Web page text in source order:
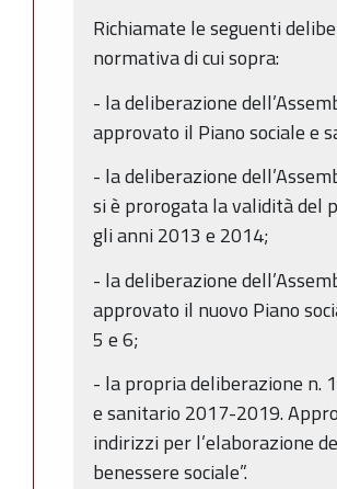
Richiamate le seguenti
normativa di cui sopra:
- la deliberazione
approvato il Piano sociale e
- la deliberazione
si è prorogata la validità del
gli anni 2013 e 2014;
- la deliberazione
approvato il nuovo Piano
5 e 6;
- la propria deliberazione n.
e sanitario 2017-2019.
indirizzi per l’elaborazione
benessere sociale”.